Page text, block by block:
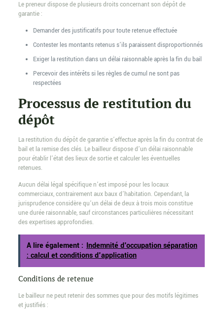
Le preneur dispose de plusieurs droits concernant son dépôt de
garantie :
Demander des justificatifs pour toute retenue effectuée
Contester les montants retenus s’ils paraissent disproportionnés
Exiger la restitution dans un délai raisonnable après la fin du bail
Percevoir des intérêts si les règles de cumul ne sont pas
respectées
Processus de restitution du
dépôt
La restitution du dépôt de garantie s’effectue après la fin du contrat de
bail et la remise des clés. Le bailleur dispose d’un délai raisonnable
pour établir l’état des lieux de sortie et calculer les éventuelles
retenues.
Aucun délai légal spécifique n’est imposé pour les locaux
commerciaux, contrairement aux baux d’habitation. Cependant, la
jurisprudence considère qu’un délai de deux à trois mois constitue
une durée raisonnable, sauf circonstances particulières nécessitant
des expertises approfondies.
A lire également : Indemnité d'occupation séparation
: calcul et conditions d'application
Conditions de retenue
Le bailleur ne peut retenir des sommes que pour des motifs légitimes
et justifiés :